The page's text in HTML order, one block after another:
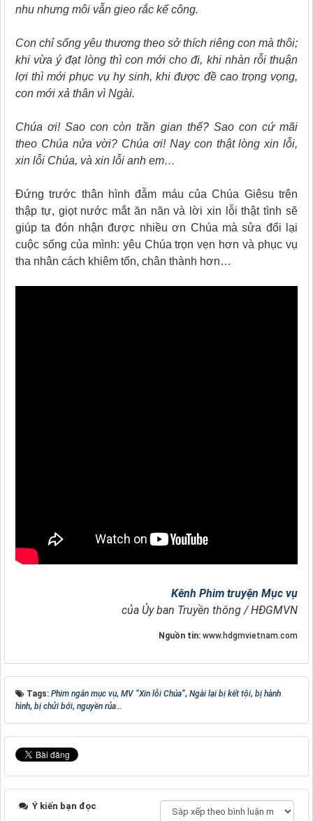
nhu nhưng môi vẫn gieo rắc kể công.
Con chỉ sống yêu thương theo sở thích riêng con mà thôi;
khi vừa ý đạt lòng thì con mới cho đi, khi nhàn rỗi thuận
lợi thì mới phục vụ hy sinh, khi được đề cao trọng vọng,
con mới xả thân vì Ngài.
Chúa ơi! Sao con còn trần gian thế? Sao con cứ mãi
theo Chúa nửa vời? Chúa ơi! Nay con thật lòng xin lỗi,
xin lỗi Chúa, và xin lỗi anh em…
Đứng trước thân hình đẫm máu của Chúa Giêsu trên
thập tự, giọt nước mắt ăn năn và lời xin lỗi thật tình sẽ
giúp ta đón nhận được nhiều ơn Chúa mà sửa đổi lại
cuộc sống của mình: yêu Chúa trọn vẹn hơn và phục vụ
tha nhân cách khiêm tốn, chân thành hơn…
Kênh Phim truyện Mục vụ
của Ủy ban Truyền thông / HĐGMVN
Nguồn tin: www.hdgmvietnam.com
Tags: Phim ngắn mục vụ, MV “Xin lỗi Chúa”, Ngài lại bị kết tội, bị hành
hình, bị chửi bới, nguyền rủa…
Ý kiến bạn đọc